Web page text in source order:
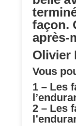
façon.
après-
Olivier
Vous
1 – Les
2 – Les